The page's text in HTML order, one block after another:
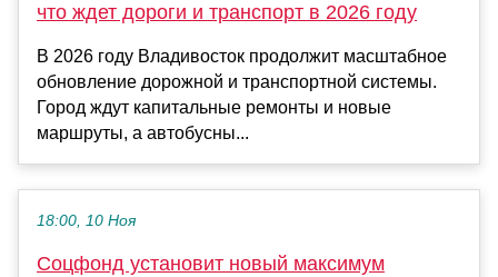
что ждет дороги и транспорт в 2026 году
В 2026 году Владивосток продолжит масштабное
обновление дорожной и транспортной системы.
Город ждут капитальные ремонты и новые
маршруты, а автобусны...
18:00, 10 Ноя
Соцфонд установит новый максимум